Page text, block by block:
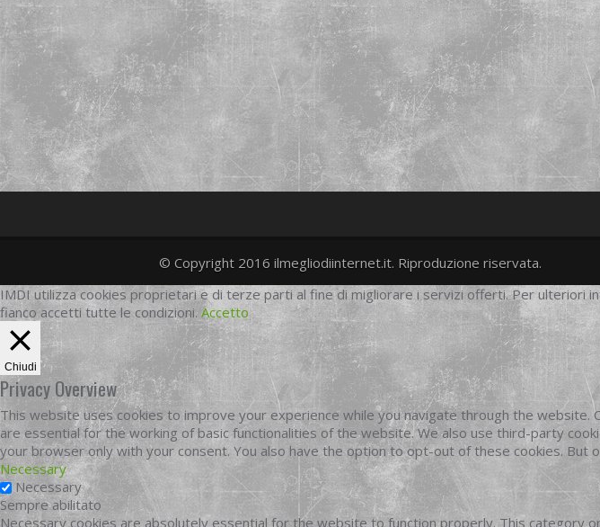
twittergoogleplus
facebook
© Copyright 2016 ilmegliodiinternet.it. Riproduzione riservata.
IMDI utilizza cookies proprietari e di terze parti al fine di migliorare i servizi offerti. Per ulteriori
fianco accetti tutte le condizioni. Accetto
Chiudi
Privacy Overview
This website uses cookies to improve your experience while you navigate through the
are essential for the working of basic functionalities of the website. We also use third-party
your browser only with your consent. You also have the option to opt-out of these cookies.
Necessary
Necessary
Sempre abilitato
Necessary cookies are absolutely essential for the website to function properly. This category